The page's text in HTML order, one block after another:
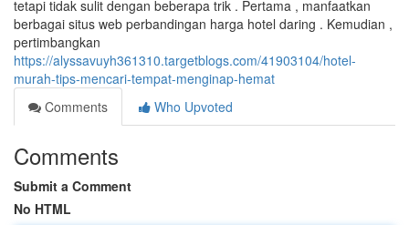
tetapi tidak sulit dengan beberapa trik . Pertama , manfaatkan
berbagai situs web perbandingan harga hotel daring . Kemudian ,
pertimbangkan
https://alyssavuyh361310.targetblogs.com/41903104/hotel-
murah-tips-mencari-tempat-menginap-hemat
Comments
Who Upvoted
Comments
Submit a Comment
No HTML